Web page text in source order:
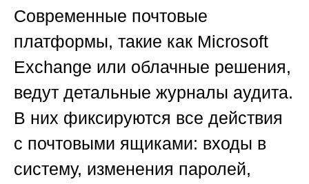
Современные почтовые
платформы, такие как Microsoft
Exchange или облачные решения,
ведут детальные журналы аудита.
В них фиксируются все действия
с почтовыми ящиками: входы в
систему, изменения паролей,